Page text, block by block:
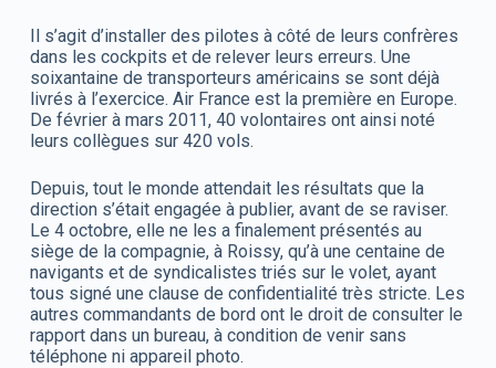
Il s’agit d’installer des pilotes à côté de leurs confrères
dans les cockpits et de relever leurs erreurs. Une
soixantaine de transporteurs américains se sont déjà
livrés à l’exercice. Air France est la première en Europe.
De février à mars 2011, 40 volontaires ont ainsi noté
leurs collègues sur 420 vols.
Depuis, tout le monde attendait les résultats que la
direction s’était engagée à publier, avant de se raviser.
Le 4 octobre, elle ne les a finalement présentés au
siège de la compagnie, à Roissy, qu’à une centaine de
navigants et de syndicalistes triés sur le volet, ayant
tous signé une clause de confidentialité très stricte. Les
autres commandants de bord ont le droit de consulter le
rapport dans un bureau, à condition de venir sans
téléphone ni appareil photo.